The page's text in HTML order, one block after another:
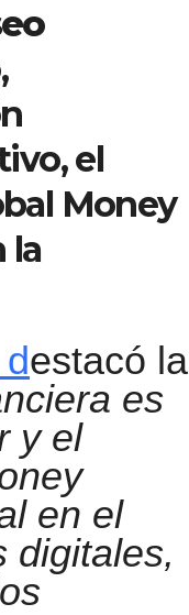
,
el
Money
la
estacó la
es
y el
en el
digitales,